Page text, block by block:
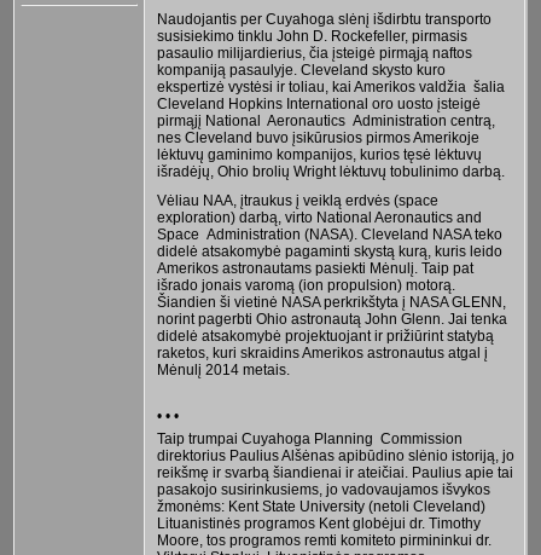
Naudojantis per Cuyahoga slėnį išdirbtu transporto
susisiekimo tinklu John D. Rockefeller, pirmasis
pasaulio milijardierius, čia įsteigė pirmąją naftos
kompaniją pasaulyje. Cleveland skysto kuro
ekspertizė vystėsi ir toliau, kai Amerikos valdžia šalia
Cleveland Hopkins International oro uosto įsteigė
pirmąjį National Aeronautics Administration centrą,
nes Cleveland buvo įsikūrusios pirmos Amerikoje
lėktuvų gaminimo kompanijos, kurios tęsė lėktuvų
išradėjų, Ohio brolių Wright lėktuvų tobulinimo darbą.
Vėliau NAA, įtraukus į veiklą erdvės (space
exploration) darbą, virto National Aeronautics and
Space Administration (NASA). Cleveland NASA teko
didelė atsakomybė pagaminti skystą kurą, kuris leido
Amerikos astronautams pasiekti Mėnulį. Taip pat
išrado jonais varomą (ion propulsion) motorą.
Šiandien ši vietinė NASA perkrikštyta į NASA GLENN,
norint pagerbti Ohio astronautą John Glenn. Jai tenka
didelė atsakomybė projektuojant ir prižiūrint statybą
raketos, kuri skraidins Amerikos astronautus atgal į
Mėnulį 2014 metais.
• • •
Taip trumpai Cuyahoga Planning Commission
direktorius Paulius Alšėnas apibūdino slėnio istoriją, jo
reikšmę ir svarbą šiandienai ir ateičiai. Paulius apie tai
pasakojo susirinkusiems, jo vadovaujamos išvykos
žmonėms: Kent State University (netoli Cleveland)
Lituanistinės programos Kent globėjui dr. Timothy
Moore, tos programos remti komiteto pirmininkui dr.